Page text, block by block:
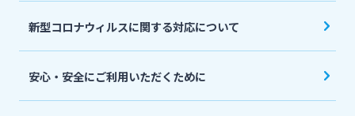
お問い合わせ先一覧
新型コロナウィルスに関する対応について
安心・安全にご利用いただくために